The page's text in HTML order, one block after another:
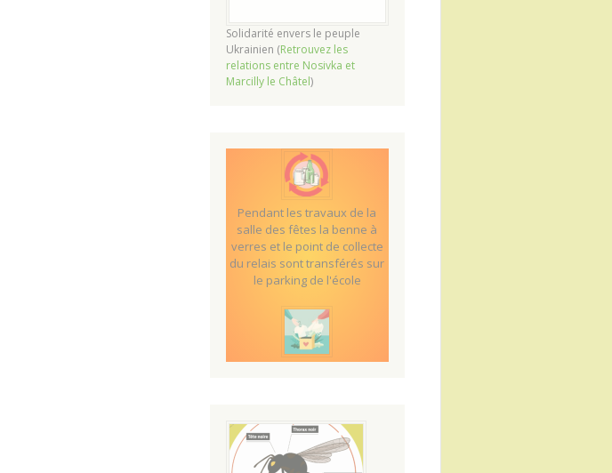
Solidarité envers le peuple
Ukrainien (Retrouvez les
relations entre Nosivka et
Marcilly le Châtel)
Pendant les travaux de la
salle des fêtes la benne à
verres et le point de collecte
du relais sont transférés sur
le parking de l'école